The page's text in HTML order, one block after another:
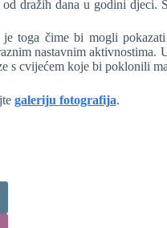
od dražih dana u godini djeci.
toga čime bi mogli
nastavnim aktivnostima.
s cvijećem koje bi poklonili
galeriju fotografija.